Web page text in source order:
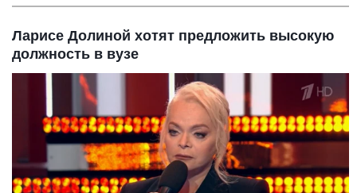
Ларисе Долиной хотят предложить высокую
должность в вузе